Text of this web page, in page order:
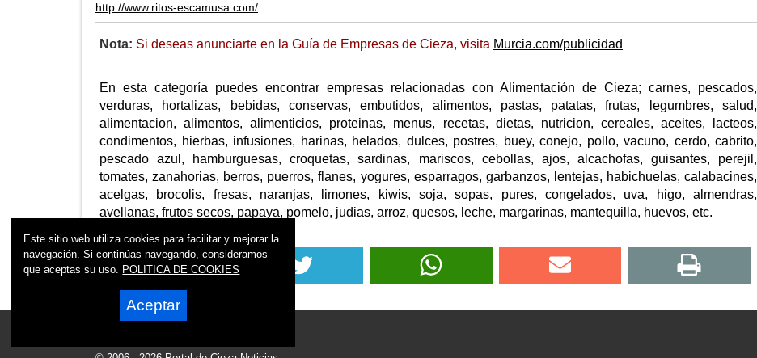
http://www.ritos-escamusa.com/
Nota: Si deseas anunciarte en la Guía de Empresas de Cieza, visita Murcia.com/publicidad
En esta categoría puedes encontrar empresas relacionadas con Alimentación de Cieza; carnes, pescados,
verduras, hortalizas, bebidas, conservas, embutidos, alimentos, pastas, patatas, frutas, legumbres, salud,
alimentacion, alimentos, alimenticios, proteinas, menus, recetas, dietas, nutricion, cereales, aceites, lacteos,
condimentos, hierbas, infusiones, harinas, helados, dulces, postres, buey, conejo, pollo, vacuno, cerdo, cabrito,
pescado azul, hamburguesas, croquetas, sardinas, mariscos, cebollas, ajos, alcachofas, guisantes, perejil,
tomates, zanahorias, berros, puerros, flanes, yogures, esparragos, garbanzos, lentejas, habichuelas, calabacines,
acelgas, brocolis, fresas, naranjas, limones, kiwis, soja, sopas, pures, congelados, uva, higo, almendras,
avellanas, frutos secos, papaya, pomelo, judias, arroz, quesos, leche, margarinas, mantequilla, huevos, etc.
Este sitio web utiliza cookies para facilitar y mejorar la
navegación. Si continúas navegando, consideramos
que aceptas su uso. POLITICA DE COOKIES
Aceptar